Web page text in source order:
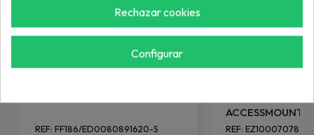
T-MAP SENSOR
REF: FF186/ED0080891620-S
BRACKET-
REF: EZ10007078
Rechazar cookies
Configurar